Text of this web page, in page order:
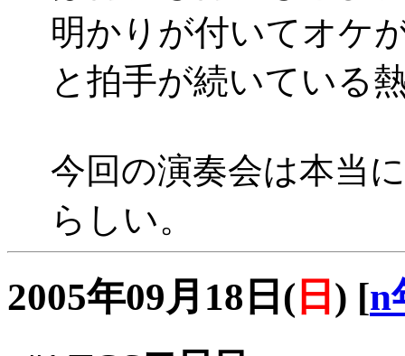
明かりが付いてオケ
と拍手が続いている
今回の演奏会は本当
らしい。
2005年09月18日( 日 ) [n